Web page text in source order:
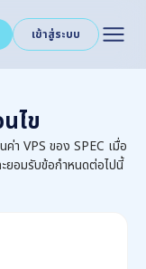
เข้าสู่ระบบ
ไข
ค่า VPS ของ SPEC เมื่อ
ยอมรับข้อกำหนดต่อไปนี้